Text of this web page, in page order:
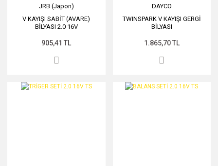
JRB (Japon)
V KAYIŞI SABİT (AVARE)
BİLYASI 2.0 16V
905,41 TL
DAYCO
TWINSPARK V KAYIŞI GERGİ
BİLYASI
1.865,70 TL